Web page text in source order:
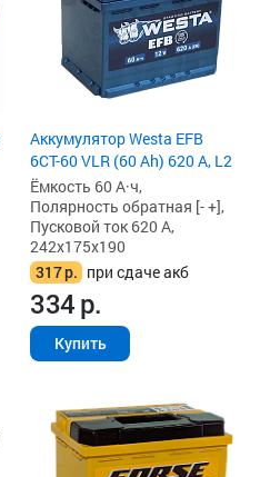
Аккумулятор Westa EFB
6СТ-60 VLR (60 Ah) 620 А, L2
Ёмкость 60 А·ч,
Полярность обратная [- +],
Пусковой ток 620 А,
242x175x190
317р. при сдаче акб
334р.
Купить